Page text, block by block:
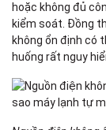
hoặc không đủ
kiểm soát. Đồng
không ổn định có
huống rất nguy